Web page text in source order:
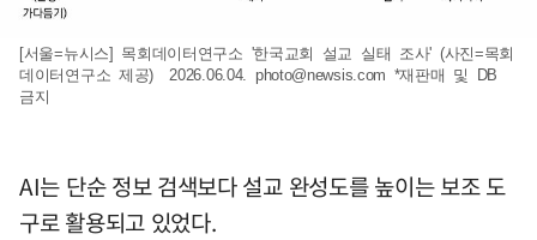
[서울=뉴시스] 목회데이터연구소 '한국교회 설교 실태 조사' (사진=목회
데이터연구소 제공) 2026.06.04. photo@newsis.com *재판매 및 DB
금지
AI는 단순 정보 검색보다 설교 완성도를 높이는 보조 도
구로 활용되고 있었다.